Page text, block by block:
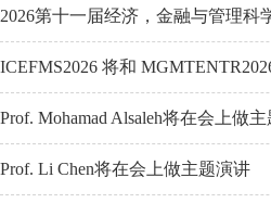
2026第十一届经济，金融与管理科
ICEFMS2026 将和
Prof. Mohamad Alsaleh将在会上做
Prof. Li Chen将在会上做主题演讲